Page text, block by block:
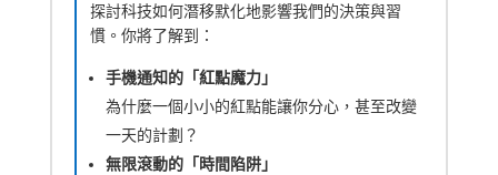
探討科技如何潛移默化地影響我們的決策與習
慣。你將了解到：
手機通知的「紅點魔力」
為什麼一個小小的紅點能讓你分心，甚至改變
一天的計劃？
無限滾動的「時間陷阱」